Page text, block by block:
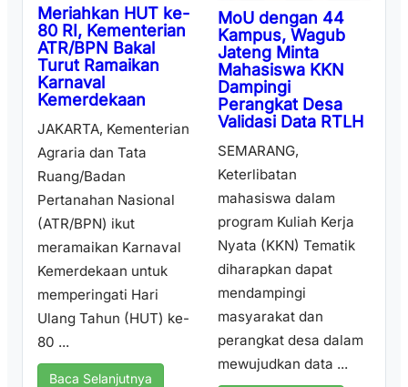
Meriahkan HUT ke-
80 RI, Kementerian
ATR/BPN Bakal
Turut Ramaikan
Karnaval
Kemerdekaan
JAKARTA, Kementerian
Agraria dan Tata
Ruang/Badan
Pertanahan Nasional
(ATR/BPN) ikut
meramaikan Karnaval
Kemerdekaan untuk
memperingati Hari
Ulang Tahun (HUT) ke-
80 ...
Baca Selanjutnya
MoU dengan 44
Kampus, Wagub
Jateng Minta
Mahasiswa KKN
Dampingi
Perangkat Desa
Validasi Data RTLH
SEMARANG,
Keterlibatan
mahasiswa dalam
program Kuliah Kerja
Nyata (KKN) Tematik
diharapkan dapat
mendampingi
masyarakat dan
perangkat desa dalam
mewujudkan data ...